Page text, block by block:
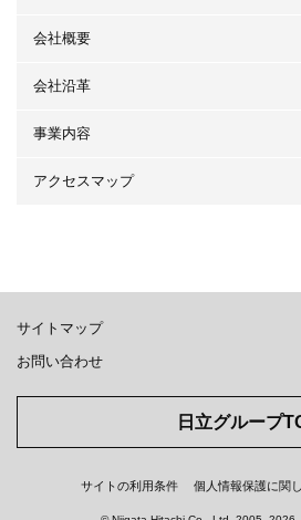
会社概要
会社沿革
事業内容
アクセスマップ
サイトマップ
お問い合わせ
日立グループ
サイトの利用条件 個人情報保護に関